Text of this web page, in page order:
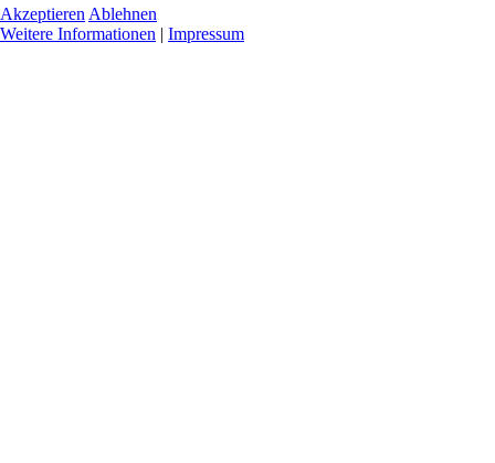
Akzeptieren Ablehnen
Weitere Informationen | Impressum